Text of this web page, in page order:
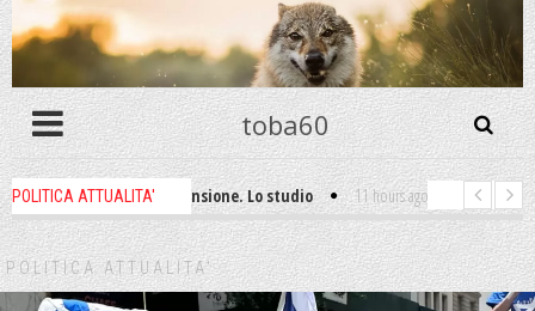
toba60
POLITICA ATTUALITA'
ti godi la pensione. Lo studio 11 hours ago - La filosofia
omicidio!
1 week ago - Digitalizzazione e tokenizzazione: la
POLITICA ATTUALITA'